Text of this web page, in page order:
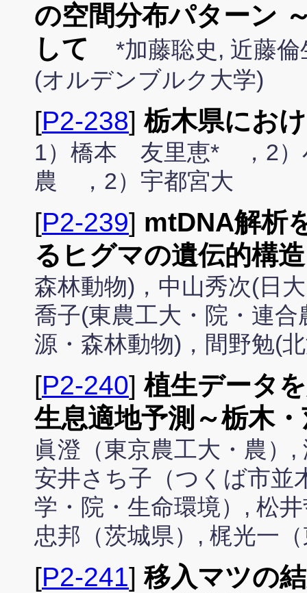
の空間分布パターン
して
*加藤聡史, 近藤
(オルデンブルク大学)
[P2-238] 栃木県にお
1）橋本 友里恵* ，2）
農 ，2）宇都宮大
[P2-239] mtDNA解析
るヒグマの遺伝的構造
森林動物)，中山秀次(日
喬子(東農工大・院・連
源・森林動物)，間野勉(
[P2-240]植生データ
生息適地予測～栃木
眞澄（東京農工大・農）
安井さち子（つくば市並
学・院・生命環境）, 松
忠邦（茨城県）, 梶光一
[P2-241]移入マツの